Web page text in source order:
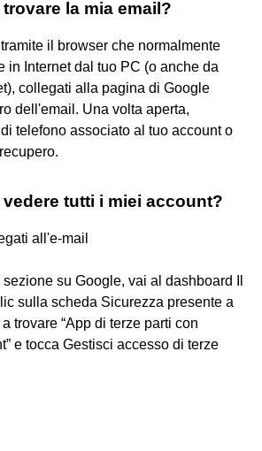
la mia email?
il browser che normalmente
in Internet dal tuo PC (o anche da
collegati alla pagina di Google
dell'email. Una volta aperta,
telefono associato al tuo account o
tutti i miei account?
all'e-mail
su Google, vai al dashboard Il
sulla scheda Sicurezza presente a
trovare “App di terze parti con
e tocca Gestisci accesso di terze